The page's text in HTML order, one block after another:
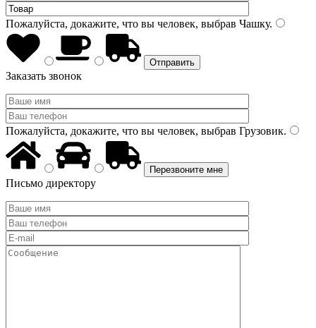
Пожалуйста, докажите, что вы человек, выбрав Чашку.
Заказать звонок
Пожалуйста, докажите, что вы человек, выбрав Грузовик.
Письмо директору